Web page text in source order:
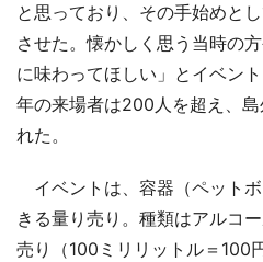
と思っており、その手始めと
させた。懐かしく思う当時の
に味わってほしい」とイベン
年の来場者は200人を超え、
れた。
イベントは、容器（ペット
きる量り売り。種類はアルコ
売り（100ミリリットル＝100